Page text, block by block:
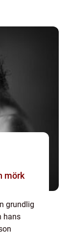
mörk
grundlig
hans